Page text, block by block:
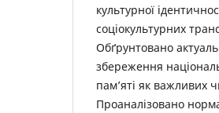
культурної
соціокультурних
Обґрунтовано
збереження
пам’яті як важливих
Проаналізовано